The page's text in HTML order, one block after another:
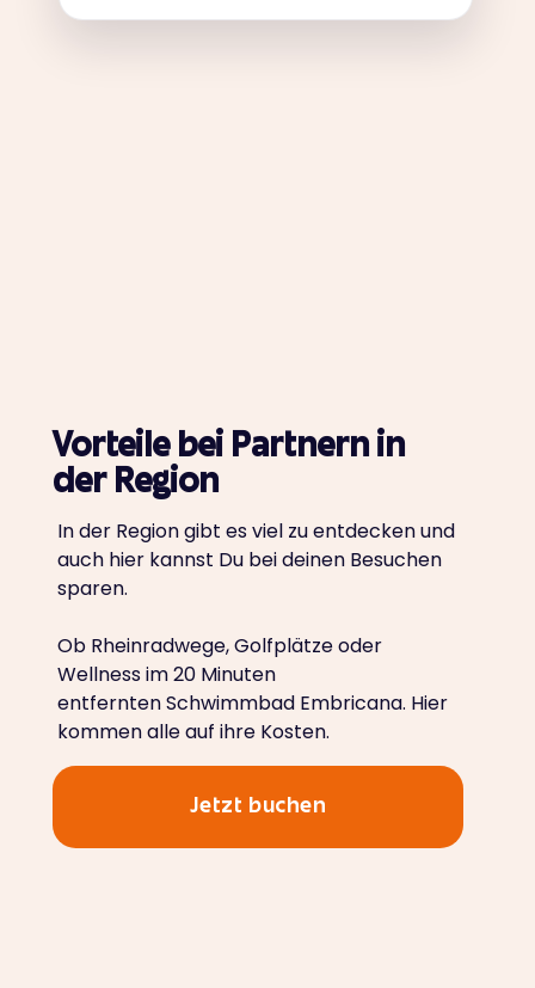
Vorteile bei Partnern in
der Region
In der Region gibt es viel zu entdecken und
auch hier kannst Du bei deinen Besuchen
sparen.
Ob Rheinradwege, Golfplätze oder
Wellness im 20 Minuten
entfernten Schwimmbad Embricana. Hier
kommen alle auf ihre Kosten.
Jetzt buchen